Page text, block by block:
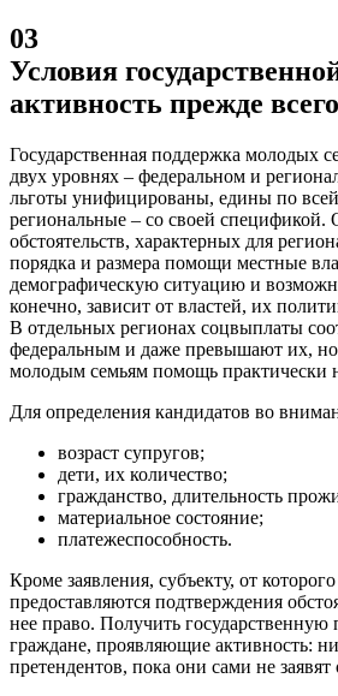
03
Условия
активность прежде всего
Государственная поддержка молодых
двух уровнях – федеральном и
льготы унифицированы, едины по всей
региональные – со своей спецификой.
обстоятельств, характерных для
порядка и размера помощи местные
демографическую ситуацию и
конечно, зависит от властей, их
В отдельных регионах соцвыплаты
федеральным и даже превышают их, но
молодым семьям помощь практически
Для определения кандидатов во
возраст супругов;
дети, их количество;
гражданство, длительность
материальное состояние;
платежеспособность.
Кроме заявления, субъекту, от
предоставляются подтверждения
нее право. Получить
граждане, проявляющие активность:
претендентов, пока они сами не заявят